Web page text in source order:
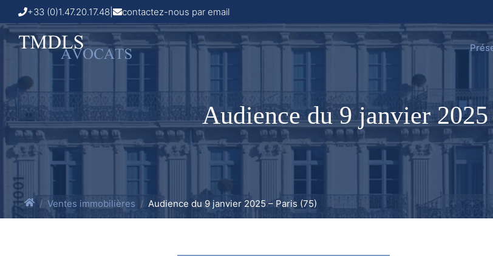
+33 (0)1.47.20.17.48 contactez-nous par email
Audience du 9 janvier
Ventes immobilières Audience du 9 janvier 2025 – Paris (75)